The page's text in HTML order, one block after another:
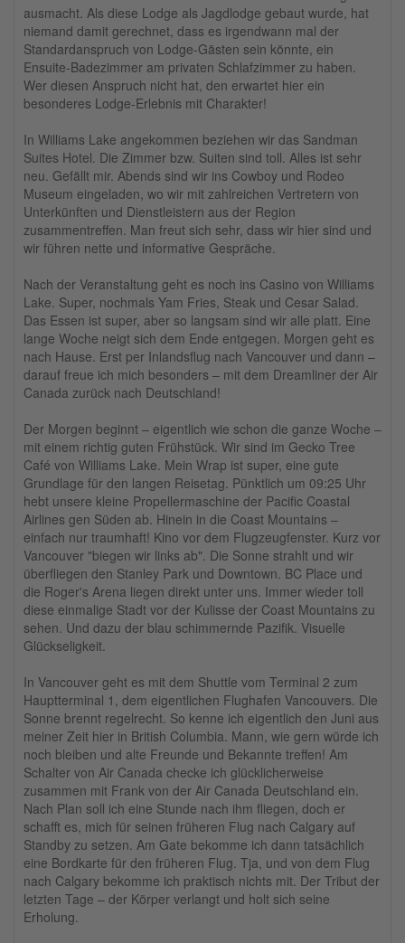
ausmacht. Als diese Lodge als Jagdlodge gebaut wurde, hat
niemand damit gerechnet, dass es irgendwann mal der
Standardanspruch von Lodge-Gästen sein könnte, ein
Ensuite-Badezimmer am privaten Schlafzimmer zu haben.
Wer diesen Anspruch nicht hat, den erwartet hier ein
besonderes Lodge-Erlebnis mit Charakter!
In Williams Lake angekommen beziehen wir das Sandman
Suites Hotel. Die Zimmer bzw. Suiten sind toll. Alles ist sehr
neu. Gefällt mir. Abends sind wir ins Cowboy und Rodeo
Museum eingeladen, wo wir mit zahlreichen Vertretern von
Unterkünften und Dienstleistern aus der Region
zusammentreffen. Man freut sich sehr, dass wir hier sind und
wir führen nette und informative Gespräche.
Nach der Veranstaltung geht es noch ins Casino von Williams
Lake. Super, nochmals Yam Fries, Steak und Cesar Salad.
Das Essen ist super, aber so langsam sind wir alle platt. Eine
lange Woche neigt sich dem Ende entgegen. Morgen geht es
nach Hause. Erst per Inlandsflug nach Vancouver und dann –
darauf freue ich mich besonders – mit dem Dreamliner der Air
Canada zurück nach Deutschland!
Der Morgen beginnt – eigentlich wie schon die ganze Woche –
mit einem richtig guten Frühstück. Wir sind im Gecko Tree
Café von Williams Lake. Mein Wrap ist super, eine gute
Grundlage für den langen Reisetag. Pünktlich um 09:25 Uhr
hebt unsere kleine Propellermaschine der Pacific Coastal
Airlines gen Süden ab. Hinein in die Coast Mountains –
einfach nur traumhaft! Kino vor dem Flugzeugfenster. Kurz vor
Vancouver "biegen wir links ab". Die Sonne strahlt und wir
überfliegen den Stanley Park und Downtown. BC Place und
die Roger's Arena liegen direkt unter uns. Immer wieder toll
diese einmalige Stadt vor der Kulisse der Coast Mountains zu
sehen. Und dazu der blau schimmernde Pazifik. Visuelle
Glückseligkeit.
In Vancouver geht es mit dem Shuttle vom Terminal 2 zum
Hauptterminal 1, dem eigentlichen Flughafen Vancouvers. Die
Sonne brennt regelrecht. So kenne ich eigentlich den Juni aus
meiner Zeit hier in British Columbia. Mann, wie gern würde ich
noch bleiben und alte Freunde und Bekannte treffen! Am
Schalter von Air Canada checke ich glücklicherweise
zusammen mit Frank von der Air Canada Deutschland ein.
Nach Plan soll ich eine Stunde nach ihm fliegen, doch er
schafft es, mich für seinen früheren Flug nach Calgary auf
Standby zu setzen. Am Gate bekomme ich dann tatsächlich
eine Bordkarte für den früheren Flug. Tja, und von dem Flug
nach Calgary bekomme ich praktisch nichts mit. Der Tribut der
letzten Tage – der Körper verlangt und holt sich seine
Erholung.